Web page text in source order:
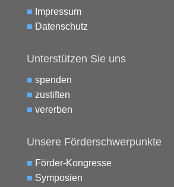
■ Impressum
■ Datenschutz
Unterstützen Sie uns
■ spenden
■ zustiften
■ vererben
Unsere Förderschwerpunkte
■ Förder-Kongresse
■ Symposien